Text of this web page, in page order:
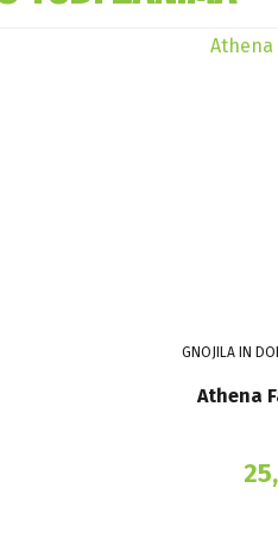
GNOJILA IN
Athena